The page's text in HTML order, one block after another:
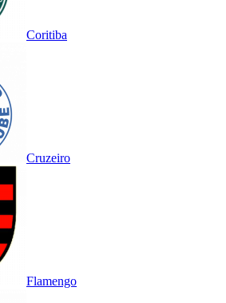
Coritiba
Cruzeiro
Flamengo